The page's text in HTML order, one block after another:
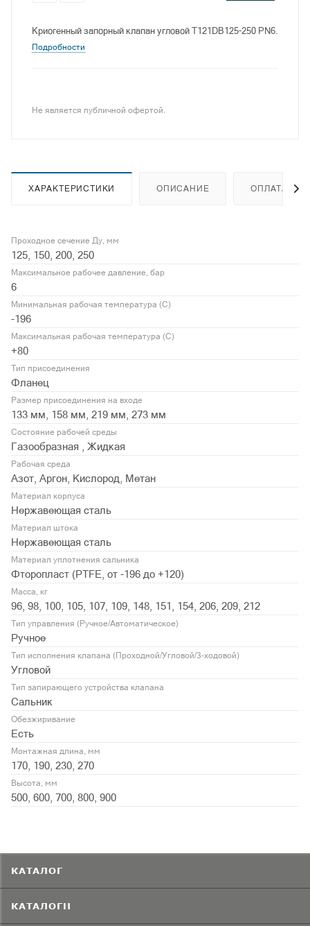
Криогенный запорный клапан угловой T121DB125-250 PN6.
Подробности
Не является публичной офертой.
ХАРАКТЕРИСТИКИ ОПИСАНИЕ ОПЛАТА
Проходное сечение Ду, мм
125, 150, 200, 250
Максимальное рабочее давление, бар
6
Минимальная рабочая температура (С)
-196
Максимальная рабочая температура (С)
+80
Тип присоединения
Фланец
Размер присоединения на входе
133 мм, 158 мм, 219 мм, 273 мм
Состояние рабочей среды
Газообразная , Жидкая
Рабочая среда
Азот, Аргон, Кислород, Метан
Материал корпуса
Нержавеющая сталь
Материал штока
Нержавеющая сталь
Материал уплотнения сальника
Фторопласт (PTFE, от -196 до +120)
Масса, кг
96, 98, 100, 105, 107, 109, 148, 151, 154, 206, 209, 212
Тип управления (Ручное/Автоматическое)
Ручное
Тип исполнения клапана (Проходной/Угловой/3-ходовой)
Угловой
Тип запирающего устройства клапана
Сальник
Обезжиривание
Есть
Монтажная длина, мм
170, 190, 230, 270
Высота, мм
500, 600, 700, 800, 900
КАТАЛОГ
КАТАЛОГИ